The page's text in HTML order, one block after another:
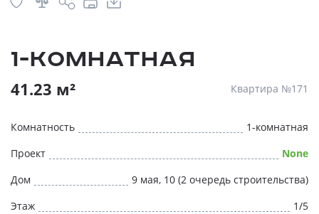
Акции
Новости
Выбор недвижимости
Офис продаж
1-комнатная
41.23 м² Квартира №171
Комнатность
1-комнатная
Проект
None
Дом
9 мая, 10 (2 очередь строительства)
Этаж
1/5
* Скидки предоставляются в